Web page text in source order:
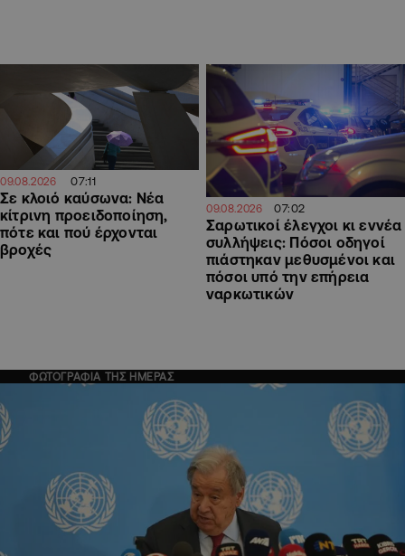
09.08.2026 07:11
Σε κλοιό καύσωνα: Νέα
κίτρινη προειδοποίηση,
πότε και πού έρχονται
βροχές
09.08.2026 07:02
Σαρωτικοί έλεγχοι κι εννέα
συλλήψεις: Πόσοι οδηγοί
πιάστηκαν μεθυσμένοι και
πόσοι υπό την επήρεια
ναρκωτικών
ΦΩΤΟΓΡΑΦΙΑ ΤΗΣ ΗΜΕΡΑΣ